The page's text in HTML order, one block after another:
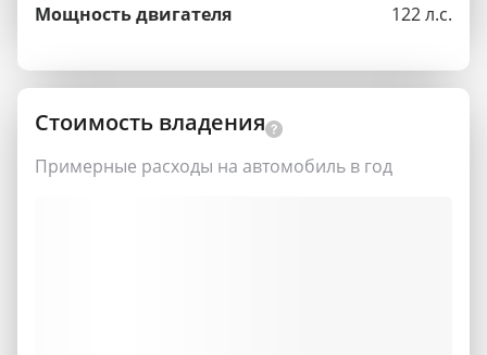
Мощность двигателя 122 л.с.
Стоимость владения
Примерные расходы на автомобиль в год